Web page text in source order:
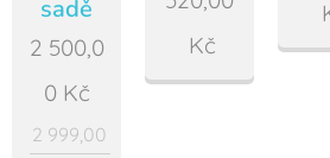
sadě
2 500,0
0Kč
2 999,00
Kč